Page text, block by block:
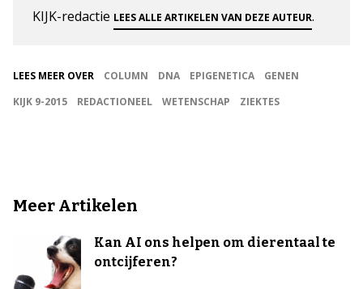
KIJK-redactie LEES ALLE ARTIKELEN VAN DEZE AUTEUR.
LEES MEER OVER COLUMN DNA EPIGENETICA
GENEN
KIJK 9-2015
REDACTIONEEL WETENSCHAP ZIEKTES
Meer Artikelen
Kan AI ons helpen om dierentaal te
ontcijferen?